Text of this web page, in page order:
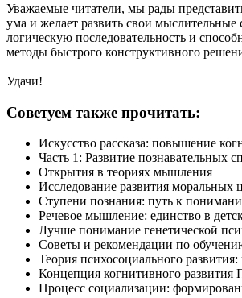
Уважаемые читатели, мы рады
ума и желает развить свои
логическую последовательность и
методы быстрого конструктивного
Удачи!
Советуем также прочитать:
Искусство рассказа: повышение
Часть 1: Развитие познавательных
Открытия в теориях мышления
Исследование развития моральных
Ступени познания: путь к
Речевое мышление: единство в
Лучше понимание генетической
Советы и рекомендации по
Теория психосоциального
Концепция когнитивного
Процесс социализации: